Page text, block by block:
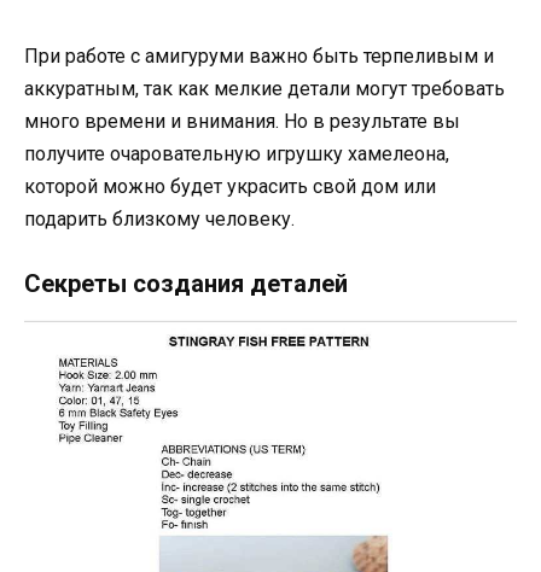
При работе с амигуруми важно быть терпеливым и
аккуратным, так как мелкие детали могут требовать
много времени и внимания. Но в результате вы
получите очаровательную игрушку хамелеона,
которой можно будет украсить свой дом или
подарить близкому человеку.
Секреты создания деталей